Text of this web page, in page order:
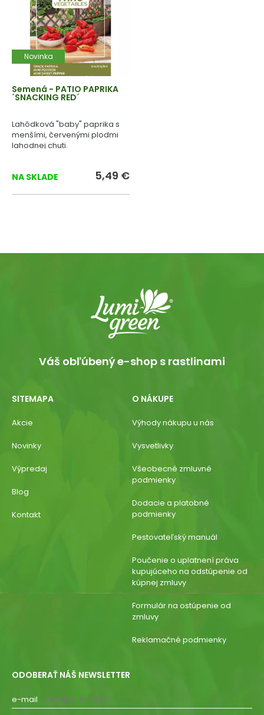
Novinka
Semená - PATIO PAPRIKA
´SNACKING RED´
Lahôdková "baby" paprika s
menšími, červenými plodmi
lahodnej chuti.
NA SKLADE 5,49 €
Váš obľúbený e-shop s rastlinami
SITEMAPA
Akcie
Novinky
Výpredaj
Blog
Kontakt
O NÁKUPE
Výhody nákupu u nás
Vysvetlivky
Všeobecné zmluvné
podmienky
Dodacie a platobné
podmienky
Pestovateľský manuál
Poučenie o uplatnení práva
kupujúceho na odstúpenie od
kúpnej zmluvy
Formulár na ostúpenie od
zmluvy
Reklamačné podmienky
ODOBERAŤ NÁŠ NEWSLETTER
e-mail